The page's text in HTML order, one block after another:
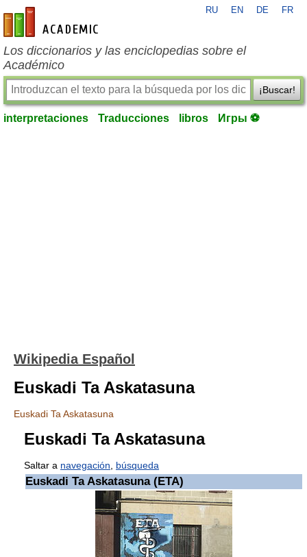
es-academic.com
RU EN DE FR
Los diccionarios y las enciclopedias sobre el
Académico
¡Buscar!
interpretaciones Traducciones libros Игры ⚽
Wikipedia Español
Euskadi Ta Askatasuna
Euskadi Ta Askatasuna
Euskadi Ta Askatasuna
Saltar a navegación búsqueda
Euskadi Ta Askatasuna (ETA)